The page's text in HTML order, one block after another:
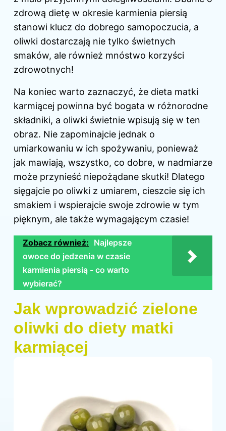
zdrową dietę w okresie karmienia piersią
stanowi klucz do dobrego samopoczucia, a
oliwki dostarczają nie tylko świetnych
smaków, ale również mnóstwo korzyści
zdrowotnych!
Na koniec warto zaznaczyć, że dieta matki
karmiącej powinna być bogata w różnorodne
składniki, a oliwki świetnie wpisują się w ten
obraz. Nie zapominajcie jednak o
umiarkowaniu w ich spożywaniu, ponieważ
jak mawiają, wszystko, co dobre, w nadmiarze
może przynieść niepożądane skutki! Dlatego
sięgajcie po oliwki z umiarem, cieszcie się ich
smakiem i wspierajcie swoje zdrowie w tym
pięknym, ale także wymagającym czasie!
Zobacz również: Najlepsze
owoce do jedzenia w czasie
karmienia piersią - co warto
wybierać?
Jak wprowadzić zielone
oliwki do diety matki
karmiącej